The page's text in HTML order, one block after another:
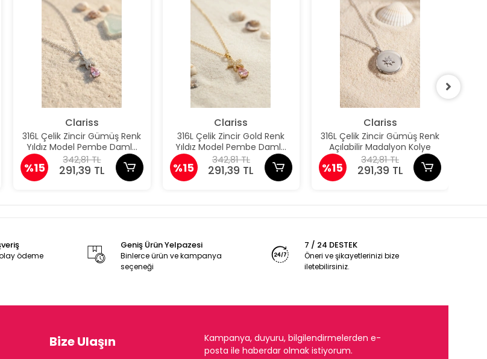
Clariss
316L Çelik Zincir Gümüş Renk
Yıldız Model Pembe Damla
Taş Model Kolye
%15
342,81 TL
291,39 TL
Clariss
316L Çelik Zincir Gold Renk
Yıldız Model Pembe Damla
Taş Model Kolye
%15
342,81 TL
291,39 TL
Clariss
316L Çelik Zincir Gümüş Renk
Açılabilir Madalyon Kolye
%15
342,81 TL
291,39 TL
ödeme
Geniş Ürün Yelpazesi
Binlerce ürün ve kampanya
seçeneği
7 / 24 DESTEK
Öneri ve şikayetlerinizi bize
iletebilirsiniz.
Bize Ulaşın
Kampanya, duyuru, bilgilendirmelerden e-
posta ile haberdar olmak istiyorum.